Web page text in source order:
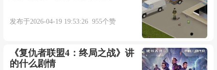
发布于2026-04-19 19:53:26 955个赞
《复仇者联盟4：终局之战》讲
的什么剧情